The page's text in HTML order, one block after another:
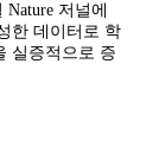
저널에
한 데이터로 학
실증적으로 증